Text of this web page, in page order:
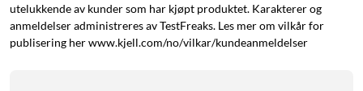
utelukkende av kunder som har kjøpt produktet. Karakterer og
anmeldelser administreres av TestFreaks. Les mer om vilkår for
publisering her www.kjell.com/no/vilkar/kundeanmeldelser